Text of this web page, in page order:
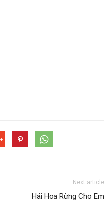
Next article
Hái Hoa Rừng Cho Em